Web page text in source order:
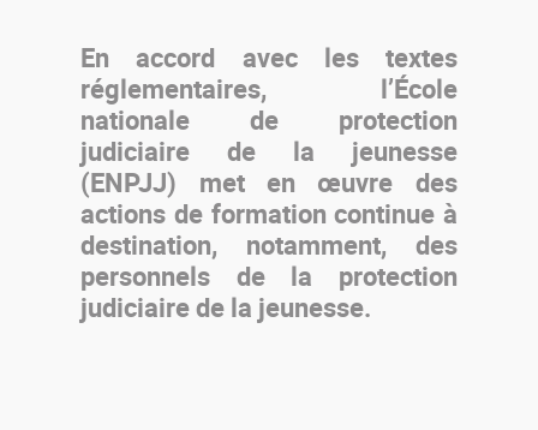
En accord avec les textes
réglementaires, l’École
nationale de protection
judiciaire de la jeunesse
(ENPJJ) met en œuvre des
actions de formation continue à
destination, notamment, des
personnels de la protection
judiciaire de la jeunesse.